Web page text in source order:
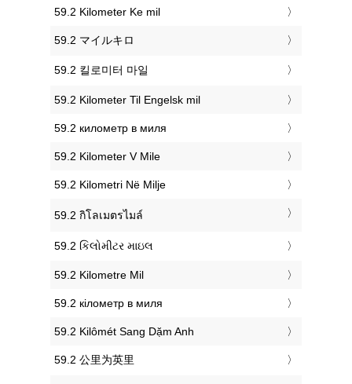
‎59.2 Kilometer Ke mil
‎59.2 マイルキロ
‎59.2 킬로미터 마일
‎59.2 Kilometer Til Engelsk mil
‎59.2 километр в миля
‎59.2 Kilometer V Mile
‎59.2 Kilometri Në Milje
‎59.2 กิโลเมตรไมล์
‎59.2 કિલોમીટર માઇલ
‎59.2 Kilometre Mil
‎59.2 кілометр в миля
‎59.2 Kilômét Sang Dặm Anh
‎59.2 公里为英里